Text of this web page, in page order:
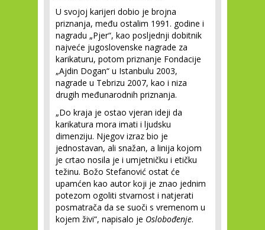
U svojoj karijeri dobio je brojna
priznanja, među ostalim 1991. godine i
nagradu „Pjer“, kao posljednji dobitnik
najveće jugoslovenske nagrade za
karikaturu, potom priznanje Fondacije
„Ajdin Dogan“ u Istanbulu 2003,
nagrade u Tebrizu 2007, kao i niza
drugih međunarodnih priznanja.
„Do kraja je ostao vjeran ideji da
karikatura mora imati i ljudsku
dimenziju. Njegov izraz bio je
jednostavan, ali snažan, a linija kojom
je crtao nosila je i umjetničku i etičku
težinu. Božo Stefanović ostat će
upamćen kao autor koji je znao jednim
potezom ogoliti stvarnost i natjerati
posmatrača da se suoči s vremenom u
kojem živi“, napisalo je Oslobođenje.